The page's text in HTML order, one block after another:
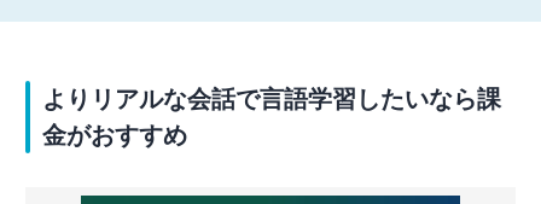
よりリアルな会話で言語学習したいなら課
金がおすすめ